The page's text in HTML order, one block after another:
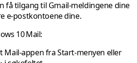
få tilgang til Gmail-meldingene dine
e-postkontoene dine.
10 Mail:
Mail-appen fra Start-menyen eller